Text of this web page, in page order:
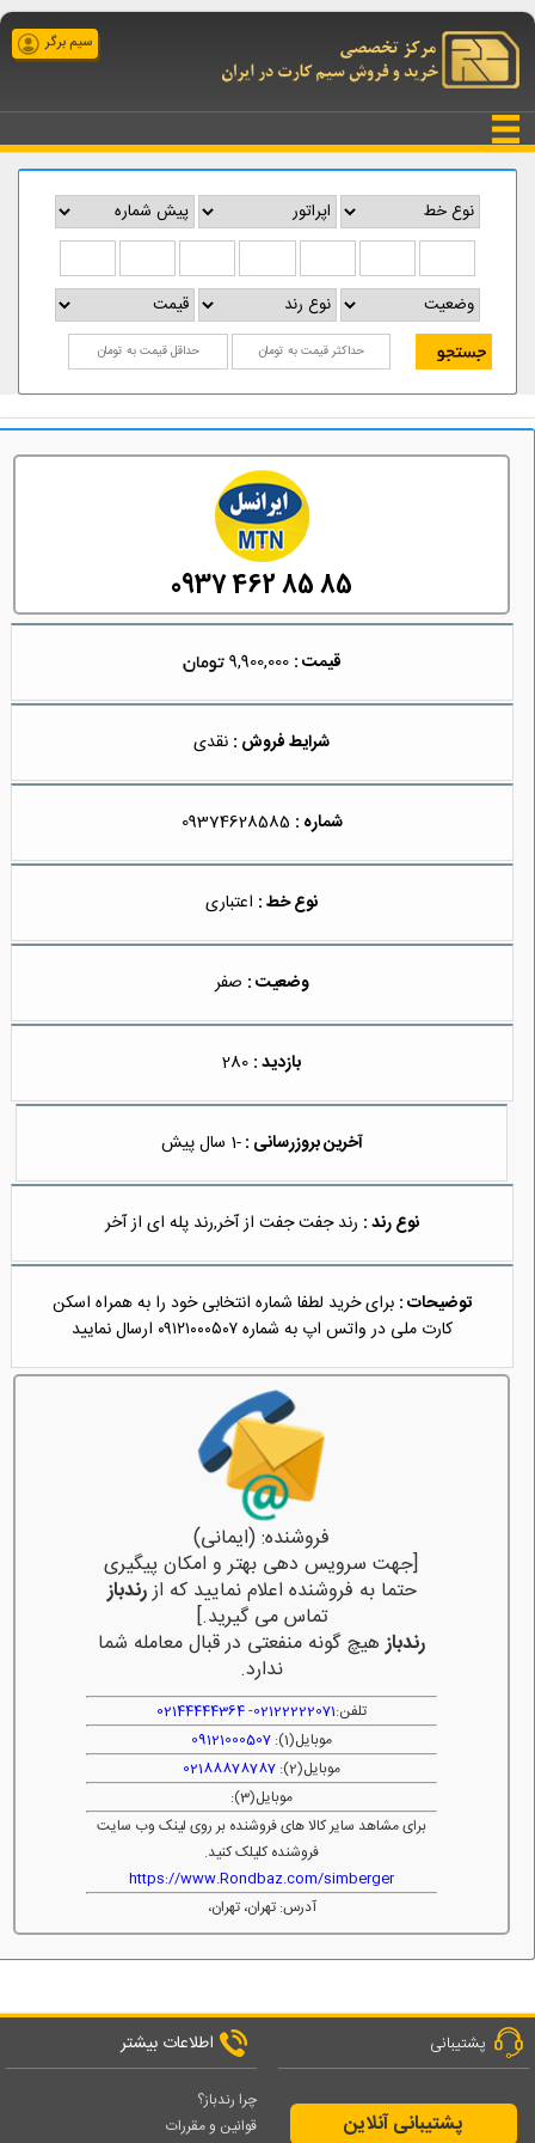
سیم برگر
0937 462 85 85
قیمت : 9,900,000
شرایط فروش : نقدی
شماره : 09374628585
نوع خط : اعتباری
وضعیت : صفر
بازدید :
آخرین بروزرسانی :-1 سال پیش
نوع رند : رند جفت جفت از آخر,رند پله ای از آخر
توضیحات : برای خرید لطفا شماره انتخابی خود را به همراه اسكن
كارت ملى در واتس اپ به شماره ۰۹۱۲۱۰۰۰۵۰۷ ارسال نمایید
فروشنده: (ایمانی)
[جهت سرویس دهی بهتر و امکان پیگیری
حتما به فروشنده اعلام نمایید که ازرندباز
تماس می گیرید.]
رندبازهیچ گونه منفعتی در قبال معامله شما
ندارد.
تلفن:02122222071
-
02144444364
موبایل(1):
09121000507
موبایل(2):
02188878787
موبایل(3):
برای مشاهد سایر کالا های فروشنده بر روی لینک وب سایت
فروشنده کلیلک کنید.
https://www.Rondbaz.com/simberger
آدرس: تهران، تهران،
پشتیبانی
پشتیبانی آنلاین
اطلاعات بیشتر
چرا رندباز؟
قوانین و مقررات